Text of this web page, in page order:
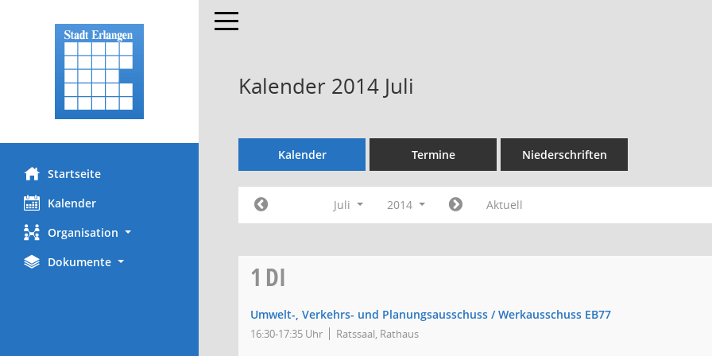
Startseite
Kalender
Organisation
Dokumente
Toggle navigation
Kalender 2014 Juli
Kalender Termine Niederschriften
Juli 2014 Aktuell
1 DI
Umwelt-, Verkehrs- und Planungsausschuss / Werkausschuss EB77
16:30-17:35 Uhr Ratssaal, Rathaus